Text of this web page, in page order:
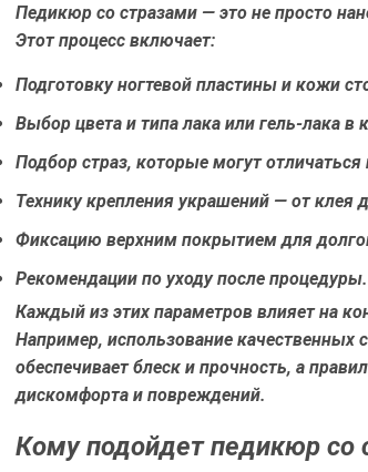
Педикюр со стразами — это не просто
Этот процесс включает:
Подготовку ногтевой пластины и кожи
Выбор цвета и типа лака или гель-лака в
Подбор страз, которые могут
Технику крепления украшений — от клея
Фиксацию верхним покрытием для
Рекомендации по уходу после процедуры.
Каждый из этих параметров влияет на
Например, использование качественных
обеспечивает блеск и прочность, а
дискомфорта и повреждений.
Кому подойдет педикюр со